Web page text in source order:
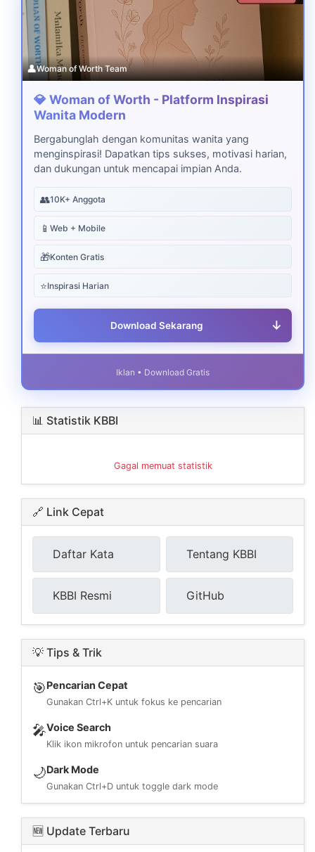
👤Woman of Worth Team
💎 Woman of Worth - Platform Inspirasi
Wanita Modern
Bergabunglah dengan komunitas wanita yang
menginspirasi! Dapatkan tips sukses, motivasi harian,
dan dukungan untuk mencapai impian Anda.
👥10K+ Anggota
📱 Web + Mobile
🎁Konten Gratis
⭐Inspirasi Harian
Download Sekarang ↓
Iklan • Download Gratis
📊 Statistik KBBI
Gagal memuat statistik
🔗 Link Cepat
Daftar Kata Tentang KBBI
KBBI Resmi GitHub
💡 Tips & Trik
🎯Pencarian Cepat
Gunakan Ctrl+K untuk fokus ke pencarian
🎤Voice Search
Klik ikon mikrofon untuk pencarian suara
🌙Dark Mode
Gunakan Ctrl+D untuk toggle dark mode
🆕 Update Terbaru